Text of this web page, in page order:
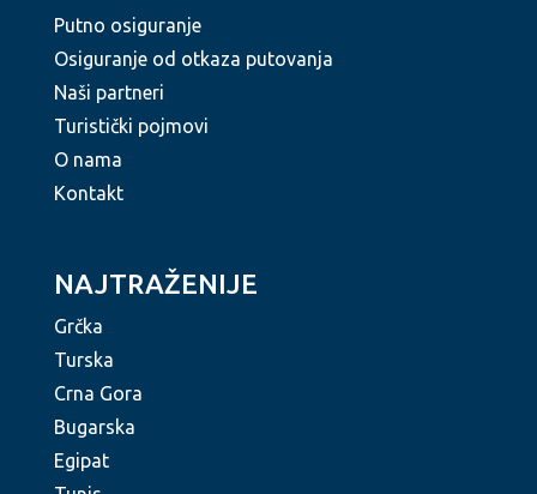
Putno osiguranje
Osiguranje od otkaza putovanja
Naši partneri
Turistički pojmovi
O nama
Kontakt
NAJTRAŽENIJE
Grčka
Turska
Crna Gora
Bugarska
Egipat